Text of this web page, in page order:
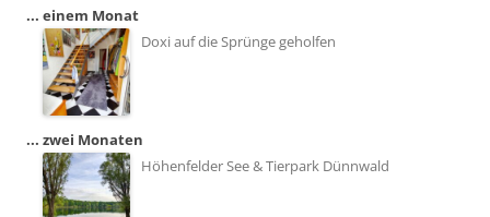
... einem Monat
Doxi auf die Sprünge geholfen
... zwei Monaten
Höhenfelder See & Tierpark Dünnwald